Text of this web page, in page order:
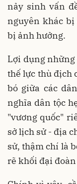
nảy sinh vấn
nguyên khác
bị ảnh hưởng.
Lợi dụng
thế lực thù địch
bó giữa các
nghĩa dân tộc
"vương quốc"
sở lịch sử - địa
sử, thậm chí là
rẽ khối đại